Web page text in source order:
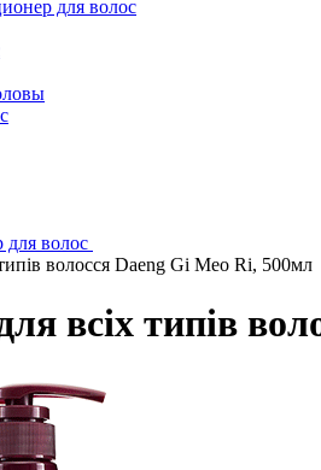
для волос
для волос
волосся Daeng Gi Meo Ri, 500мл
всіх типів